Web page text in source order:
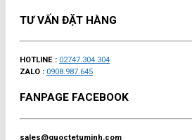
TƯ VẤN ĐẶT HÀNG
HOTLINE : 02747.304.304
ZALO : 0908.987.645
FANPAGE FACEBOOK
sales@quoctetuminh.com